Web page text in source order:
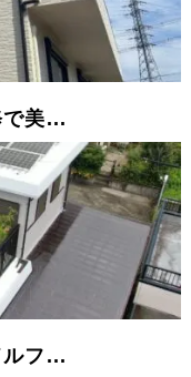
美...
フ...